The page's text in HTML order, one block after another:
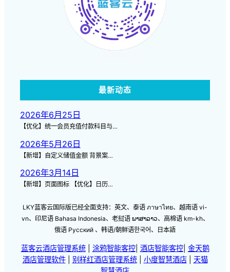
最新动态
2026年6月25日
【优化】统一会员充值付款科目与…
2026年5月26日
【新增】自定义储值金额 背景案…
2026年3月14日
【新增】页面图标 【优化】日历…
LKY蓝客云国际版已经全面支持：英文、泰语 ภาษาไทย、越南语 vi-
vn、印尼语 Bahasa Indonesia、老挝语 ພາສາລາວ、高棉语 km-kh、
俄语 Русский 、韩语/朝鲜语한국어、日本語
蓝客云酒店管理系统| 涂鸦智能客控| 酒店智能客控| 金天鹅
酒店管理软件| 别样红酒店管理系统| 小度智慧酒店| 天猫